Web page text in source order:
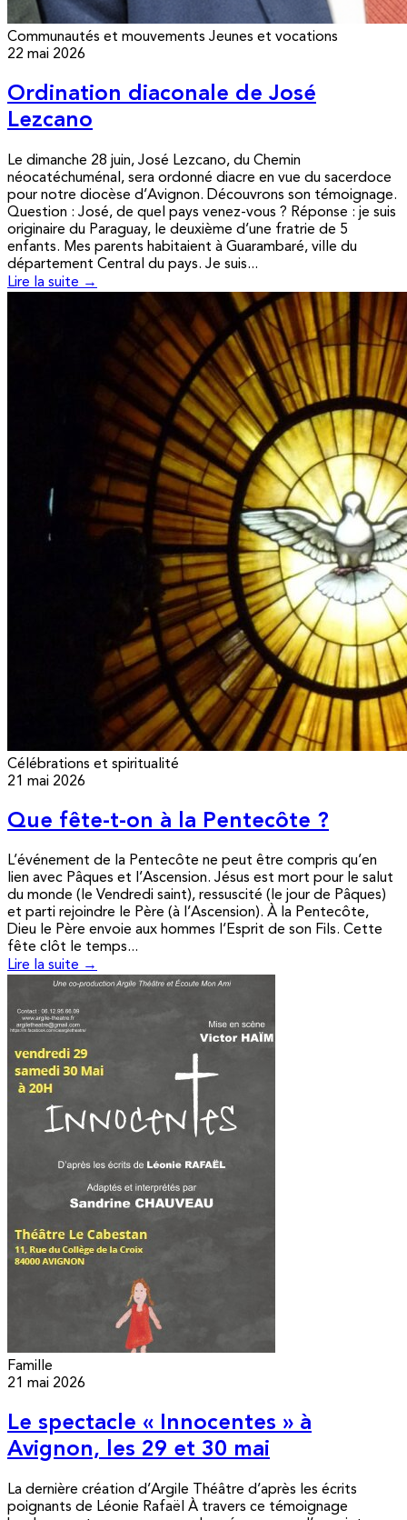
Communautés et mouvements Jeunes et vocations
22 mai 2026
Ordination diaconale de José
Lezcano
Le dimanche 28 juin, José Lezcano, du Chemin
néocatéchuménal, sera ordonné diacre en vue du sacerdoce
pour notre diocèse d’Avignon. Découvrons son témoignage.
Question : José, de quel pays venez-vous ? Réponse : je suis
originaire du Paraguay, le deuxième d’une fratrie de 5
enfants. Mes parents habitaient à Guarambaré, ville du
département Central du pays. Je suis...
Lire la suite →
Célébrations et spiritualité
21 mai 2026
Que fête-t-on à la Pentecôte ?
L’événement de la Pentecôte ne peut être compris qu’en
lien avec Pâques et l’Ascension. Jésus est mort pour le salut
du monde (le Vendredi saint), ressuscité (le jour de Pâques)
et parti rejoindre le Père (à l’Ascension). À la Pentecôte,
Dieu le Père envoie aux hommes l’Esprit de son Fils. Cette
fête clôt le temps...
Lire la suite →
Famille
21 mai 2026
Le spectacle « Innocentes » à
Avignon, les 29 et 30 mai
La dernière création d’Argile Théâtre d’après les écrits
poignants de Léonie Rafaël À travers ce témoignage